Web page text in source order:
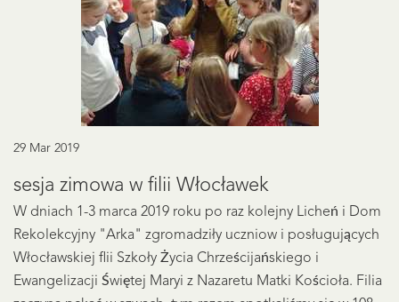
29 Mar 2019
sesja zimowa w filii Włocławek
W dniach 1-3 marca 2019 roku po raz kolejny Licheń i Dom
Rekolekcyjny "Arka" zgromadziły uczniow i posługujących
Włocławskiej flii Szkoły Życia Chrześcijańskiego i
Ewangelizacji Świętej Maryi z Nazaretu Matki Kościoła. Filia